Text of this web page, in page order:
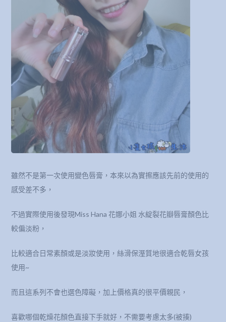
雖然不是第一次使用變色唇膏，本來以為實擦應該先前的使用的
感受差不多，
不過實際使用後發現Miss Hana 花娜小姐 水綻裂花瓣唇膏顏色比
較偏淡粉，
比較適合日常素顏或是淡妝使用，絲滑保溼質地很適合乾唇女孩
使用~
而且這系列不會也選色障礙，加上價格真的很平價親民，
喜歡哪個乾燥花顏色直接下手就好，不需要考慮太多(被揍)